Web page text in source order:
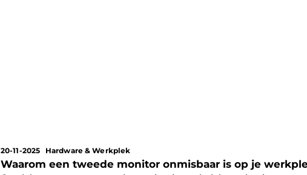
20-11-2025 Hardware & Werkplek
Waarom een tweede monitor onmisbaar is op je